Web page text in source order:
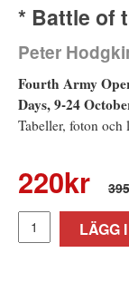
* Battle of
Peter
Fourth Army
Days, 9-24
Tabeller, foton och
220kr
LÄGG